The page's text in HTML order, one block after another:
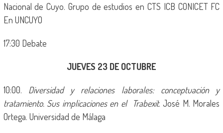
Nacional de Cuyo. Grupo de estudios en CTS ICB CONICET FC
En UNCUYO
17:30 Debate
JUEVES 23 DE OCTUBRE
10:00. Diversidad y relaciones laborales: conceptuación y
tratamiento. Sus implicaciones en el Trabexit. José M. Morales
Ortega. Universidad de Málaga